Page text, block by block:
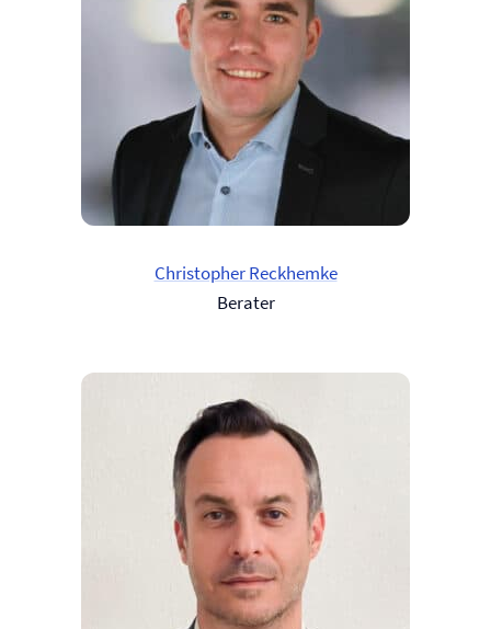
Christopher Reckhemke
Berater